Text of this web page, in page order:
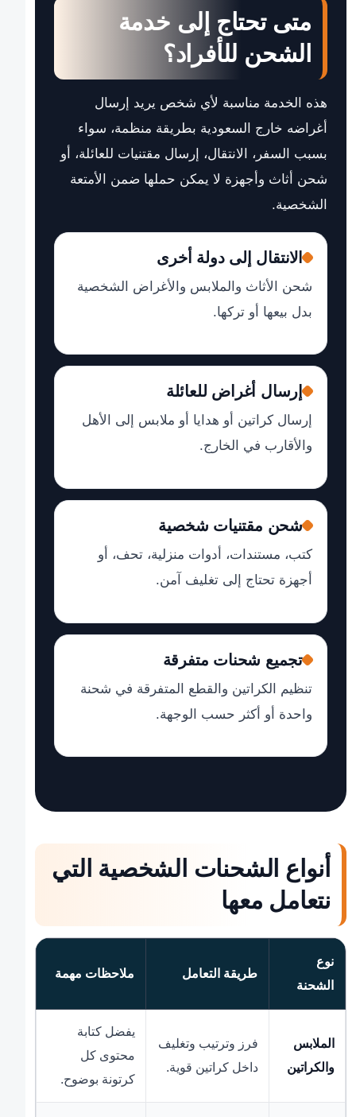
متى تحتاج إلى خدمة
الشحن للأفراد؟
هذه الخدمة مناسبة لأي شخص يريد إرسال
أغراضه خارج السعودية بطريقة منظمة، سواء
بسبب السفر، الانتقال، إرسال مقتنيات للعائلة، أو
شحن أثاث وأجهزة لا يمكن حملها ضمن الأمتعة
الشخصية.
الانتقال إلى دولة أخرى
شحن الأثاث والملابس والأغراض الشخصية
بدل بيعها أو تركها.
إرسال أغراض للعائلة
إرسال كراتين أو هدايا أو ملابس إلى الأهل
والأقارب في الخارج.
شحن مقتنيات شخصية
كتب، مستندات، أدوات منزلية، تحف، أو
أجهزة تحتاج إلى تغليف آمن.
تجميع شحنات متفرقة
تنظيم الكراتين والقطع المتفرقة في شحنة
واحدة أو أكثر حسب الوجهة.
أنواع الشحنات الشخصية التي
نتعامل معها
نوع
الشحنة
طريقة التعامل ملاحظات مهمة
الملابس
والكراتين
فرز وترتيب وتغليف
داخل كراتين قوية.
يفضل كتابة
محتوى كل
كرتونة بوضوح.